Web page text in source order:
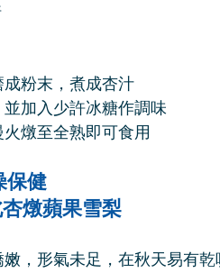
粉末，煮成杏汁
加入少許冰糖作調味
燉至全熟即可食用
保健
燉蘋果雪梨
，形氣未足，在秋天易有